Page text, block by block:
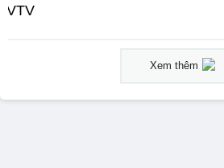
VTV
Xem thêm